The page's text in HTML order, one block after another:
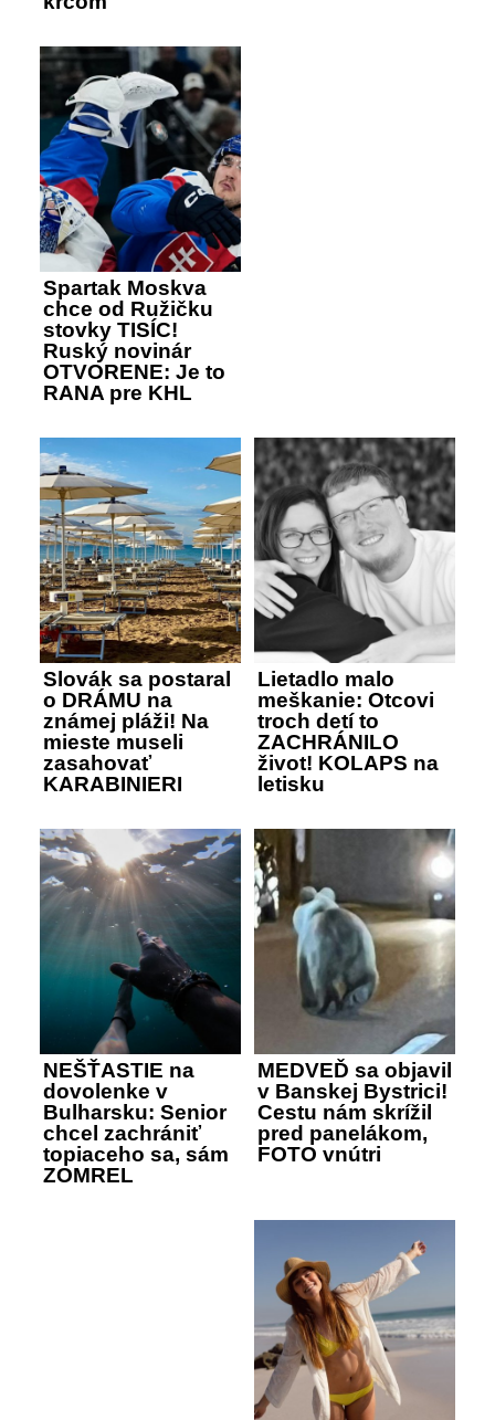
Spartak Moskva
chce od Ružičku
stovky TISÍC!
Ruský novinár
OTVORENE: Je to
RANA pre KHL
Slovák sa postaral
o DRÁMU na
známej pláži! Na
mieste museli
zasahovať
KARABINIERI
Lietadlo malo
meškanie: Otcovi
troch detí to
ZACHRÁNILO
život! KOLAPS na
letisku
NEŠŤASTIE na
dovolenke v
Bulharsku: Senior
chcel zachrániť
topiaceho sa, sám
ZOMREL
MEDVEĎ sa objavil
v Banskej Bystrici!
Cestu nám skrížil
pred panelákom,
FOTO vnútri